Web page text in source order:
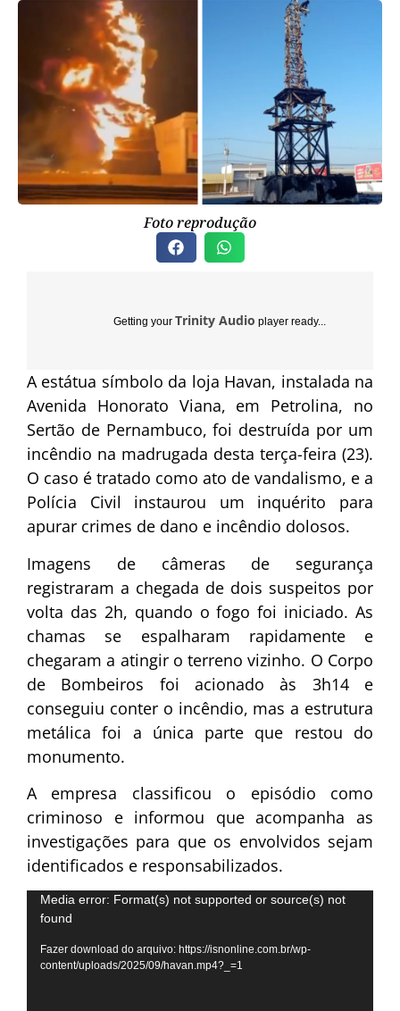
Foto reprodução
Getting your Trinity Audio player ready...
A estátua símbolo da loja Havan, instalada na
Avenida Honorato Viana, em Petrolina, no
Sertão de Pernambuco, foi destruída por um
incêndio na madrugada desta terça-feira (23).
O caso é tratado como ato de vandalismo, e a
Polícia Civil instaurou um inquérito para
apurar crimes de dano e incêndio dolosos.
Imagens de câmeras de segurança
registraram a chegada de dois suspeitos por
volta das 2h, quando o fogo foi iniciado. As
chamas se espalharam rapidamente e
chegaram a atingir o terreno vizinho. O Corpo
de Bombeiros foi acionado às 3h14 e
conseguiu conter o incêndio, mas a estrutura
metálica foi a única parte que restou do
monumento.
A empresa classificou o episódio como
criminoso e informou que acompanha as
investigações para que os envolvidos sejam
identificados e responsabilizados.
Tocador
de
vídeo
Media error: Format(s) not supported or source(s) not
found
Fazer download do arquivo: https://isnonline.com.br/wp-
content/uploads/2025/09/havan.mp4?_=1